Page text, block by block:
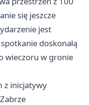
się jeszcze
jest
doskonałą
wieczoru w gronie
z inicjatywy